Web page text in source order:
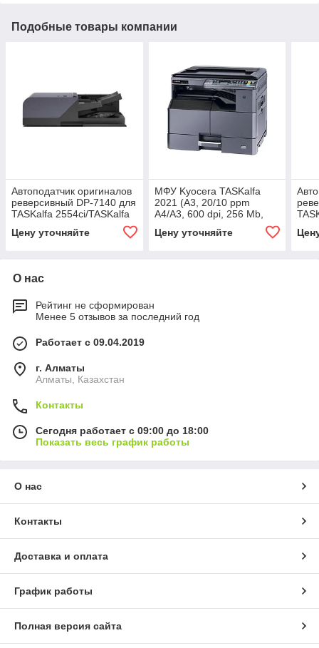
Подобные товары компании
Автоподатчик оригиналов
реверсивный DP-7140 для
TASKalfa 2554ci/TASKalfa
MZ3200i/TASKalfa
Цену уточняйте
МФУ Kyocera TASKalfa
2021 (A3, 20/10 ppm
А4/A3, 600 dpi, 256 Mb,
крышки, тонер)
Цену уточняйте
О нас
Рейтинг не сформирован
Менее 5 отзывов за последний год
Работает с 09.04.2019
г. Алматы
Алматы, Казахстан
Контакты
Сегодня работает с 09:00 до 18:00
Показать весь график работы
О нас
Контакты
Доставка и оплата
График работы
Полная версия сайта